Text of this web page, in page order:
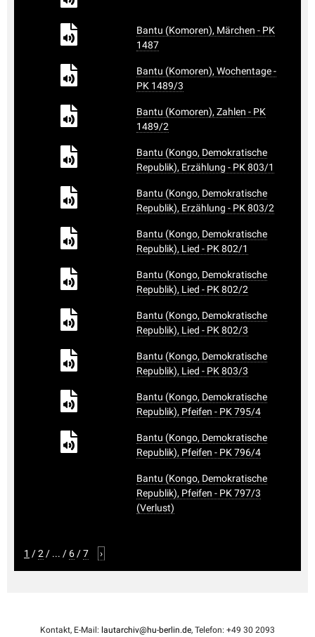
Bantu (Komoren), Märchen - PK
1487
Bantu (Komoren), Wochentage -
PK 1489/3
Bantu (Komoren), Zahlen - PK
1489/2
Bantu (Kongo, Demokratische
Republik), Erzählung - PK 803/1
Bantu (Kongo, Demokratische
Republik), Erzählung - PK 803/2
Bantu (Kongo, Demokratische
Republik), Lied - PK 802/1
Bantu (Kongo, Demokratische
Republik), Lied - PK 802/2
Bantu (Kongo, Demokratische
Republik), Lied - PK 802/3
Bantu (Kongo, Demokratische
Republik), Lied - PK 803/3
Bantu (Kongo, Demokratische
Republik), Pfeifen - PK 795/4
Bantu (Kongo, Demokratische
Republik), Pfeifen - PK 796/4
Bantu (Kongo, Demokratische
Republik), Pfeifen - PK 797/3
(Verlust)
1 /2 / ... / 6 /7 ›
Kontakt, E-Mail: lautarchiv@hu-berlin.de, Telefon: +49 30 2093